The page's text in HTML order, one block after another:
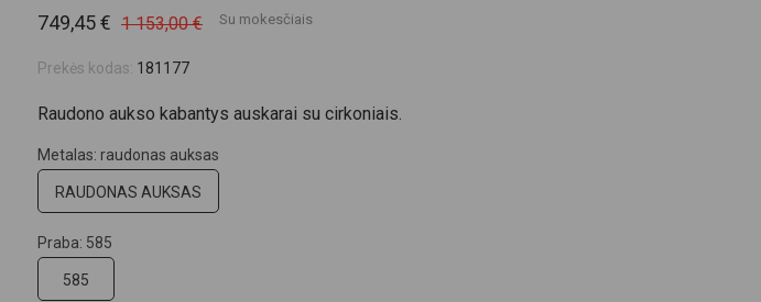
749,45 € 1 153,00 € Su mokesčiais
Prekės kodas: 181177
Raudono aukso kabantys auskarai su cirkoniais.
Metalas: raudonas auksas
RAUDONAS AUKSAS
Praba: 585
585